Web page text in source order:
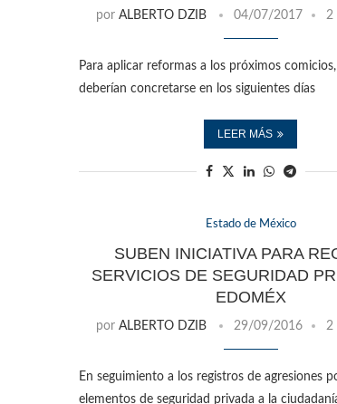
por ALBERTO DZIB 04/07/2017 2
Para aplicar reformas a los próximos
deberían concretarse en los siguientes días
LEER MÁS
Estado de México
SUBEN INICIATIVA PARA
SERVICIOS DE SEGURIDAD
EDOMÉX
por ALBERTO DZIB 29/09/2016 2
En seguimiento a los registros de agresiones
elementos de seguridad privada a la